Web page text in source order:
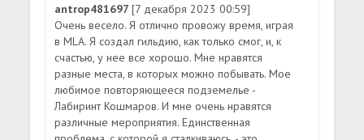
antrop481697[7 декабря 2023 00:59]
Очень весело. Я отлично провожу время, играя
в MLA. Я создал гильдию, как только смог, и, к
счастью, у нее все хорошо. Мне нравятся
разные места, в которых можно побывать. Мое
любимое повторяющееся подземелье -
Лабиринт Кошмаров. И мне очень нравятся
различные мероприятия. Единственная